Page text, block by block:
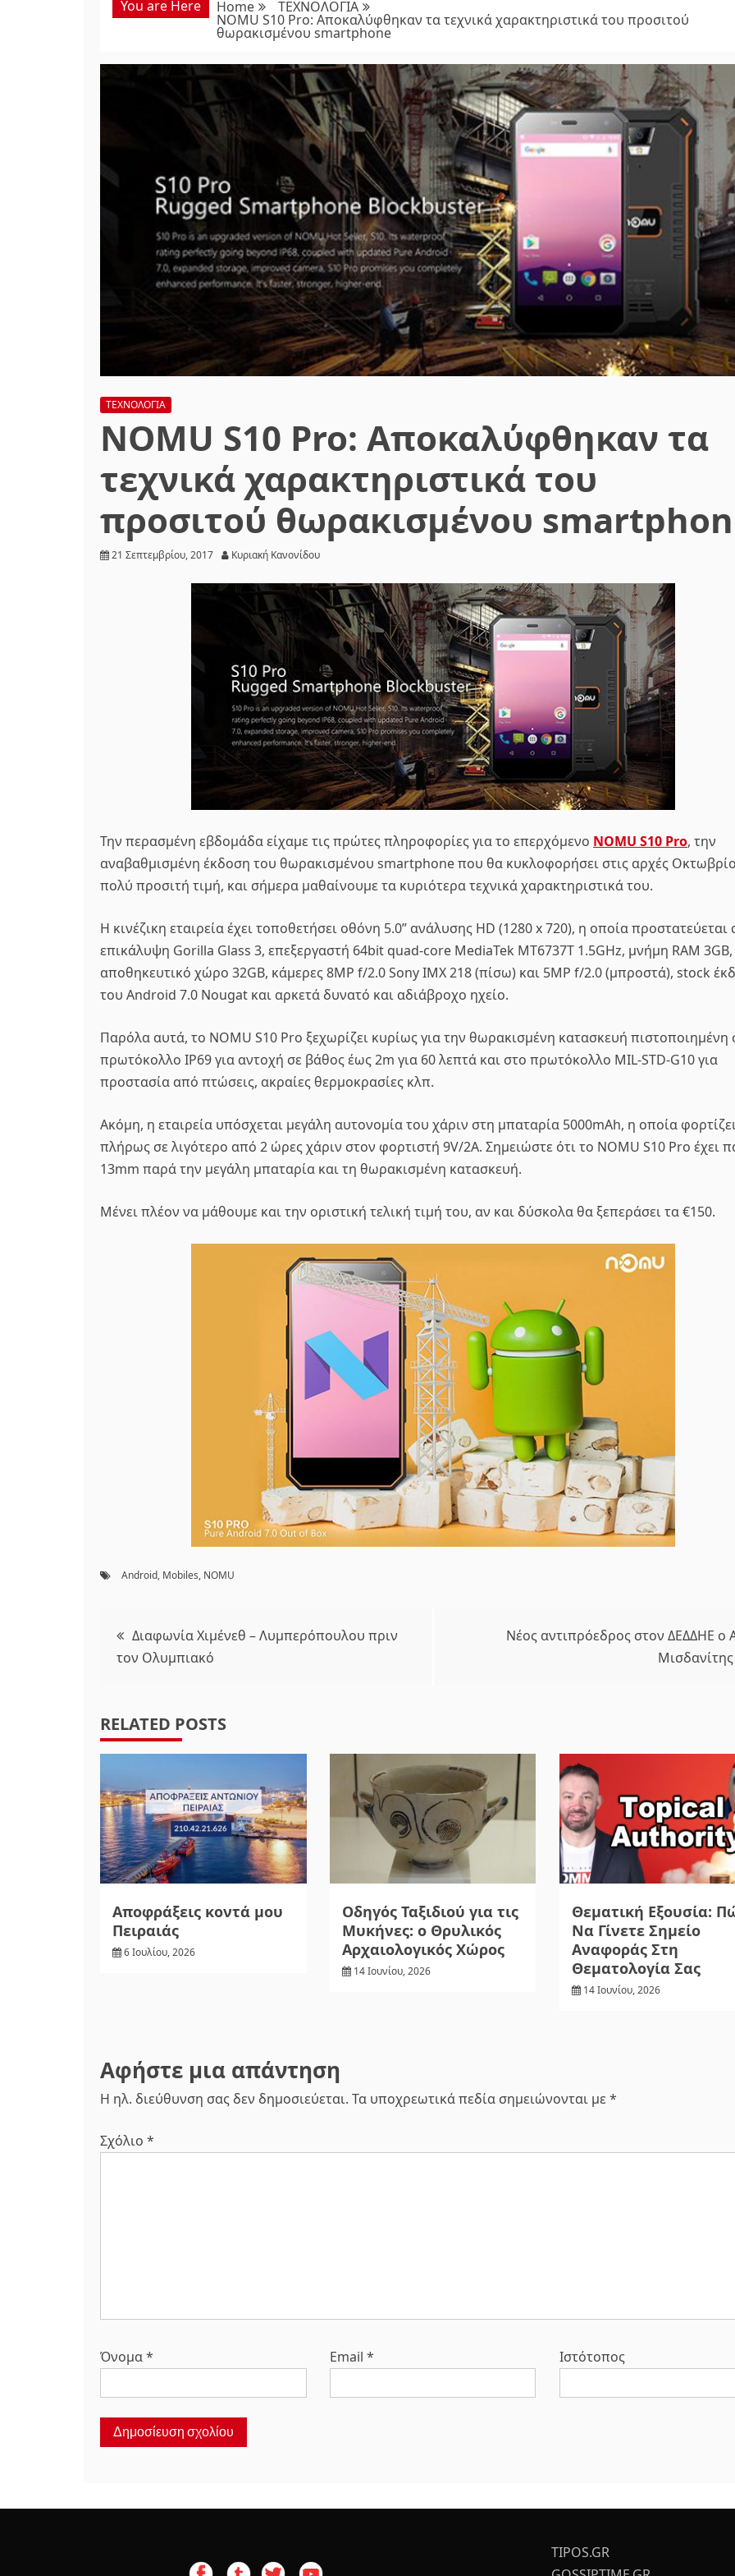
You are Here Home ΤΕΧΝΟΛΟΓΙΑ
NOMU S10 Pro: Αποκαλύφθηκαν τα τεχνικά χαρακτηριστικά του προσιτού
θωρακισμένου smartphone
ΤΕΧΝΟΛΟΓΙΑ
NOMU S10 Pro: Αποκαλύφθηκαν τα
τεχνικά χαρακτηριστικά του
προσιτού θωρακισμένου
21 Σεπτεμβρίου, 2017 Κυριακή Κανονίδου
Την περασμένη εβδομάδα είχαμε τις πρώτες πληροφορίες για το επερχόμενο NOMU S10 Pro, την
αναβαθμισμένη έκδοση του θωρακισμένου smartphone που θα κυκλοφορήσει στις αρχές
πολύ προσιτή τιμή, και σήμερα μαθαίνουμε τα κυριότερα τεχνικά χαρακτηριστικά του.
Η κινέζικη εταιρεία έχει τοποθετήσει οθόνη 5.0” ανάλυσης HD (1280 x 720), η οποία προστατεύεται
επικάλυψη Gorilla Glass 3, επεξεργαστή 64bit quad-core MediaTek MT6737T 1.5GHz, μνήμη RAM 3GB,
αποθηκευτικό χώρο 32GB, κάμερες 8MP f/2.0 Sony IMX 218 (πίσω) και 5MP f/2.0 (μπροστά), stock
του Android 7.0 Nougat και αρκετά δυνατό και αδιάβροχο ηχείο.
Παρόλα αυτά, το NOMU S10 Pro ξεχωρίζει κυρίως για την θωρακισμένη κατασκευή πιστοποιημένη
πρωτόκολλο IP69 για αντοχή σε βάθος έως 2m για 60 λεπτά και στο πρωτόκολλο MIL-STD-G10 για
προστασία από πτώσεις, ακραίες θερμοκρασίες κλπ.
Ακόμη, η εταιρεία υπόσχεται μεγάλη αυτονομία του χάριν στη μπαταρία 5000mAh, η οποία
πλήρως σε λιγότερο από 2 ώρες χάριν στον φορτιστή 9V/2A. Σημειώστε ότι το NOMU S10 Pro έχει
13mm παρά την μεγάλη μπαταρία και τη θωρακισμένη κατασκευή.
Μένει πλέον να μάθουμε και την οριστική τελική τιμή του, αν και δύσκολα θα ξεπεράσει τα €150.
Android, Mobiles, NOMU
Πλοήγηση
άρθρων
Διαφωνία Χιμένεθ – Λυμπερόπουλου πριν
τον Ολυμπιακό
Νέος αντιπρόεδρος στον ΔΕΔΔΗΕ ο
Μισδανίτης
RELATED POSTS
Αποφράξεις κοντά μου
Πειραιάς
6 Ιουλίου, 2026
Οδηγός Ταξιδιού για τις
Μυκήνες: ο Θρυλικός
Αρχαιολογικός Χώρος
14 Ιουνίου, 2026
Θεματική Εξουσία:
Να Γίνετε Σημείο
Αναφοράς Στη
Θεματολογία Σας
14 Ιουνίου, 2026
Αφήστε μια απάντηση
Η ηλ. διεύθυνση σας δεν δημοσιεύεται. Τα υποχρεωτικά πεδία σημειώνονται με *
Σχόλιο *
Όνομα* Email * Ιστότοπος
TIPOS.GR